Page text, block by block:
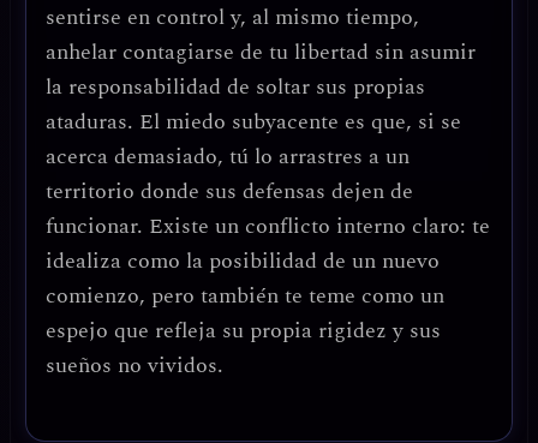
sentirse en control y, al mismo tiempo,
anhelar contagiarse de tu libertad sin asumir
la responsabilidad de soltar sus propias
ataduras. El miedo subyacente es que, si se
acerca demasiado, tú lo arrastres a un
territorio donde sus defensas dejen de
funcionar. Existe un conflicto interno claro: te
idealiza como la posibilidad de un nuevo
comienzo, pero también te teme como un
espejo que refleja su propia rigidez y sus
sueños no vividos.